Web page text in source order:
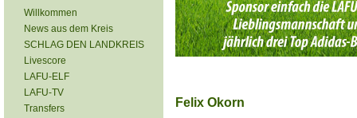
Willkommen
News aus dem Kreis
SCHLAG DEN LANDKREIS
Livescore
LAFU-ELF
LAFU-TV
Transfers
Felix Okorn